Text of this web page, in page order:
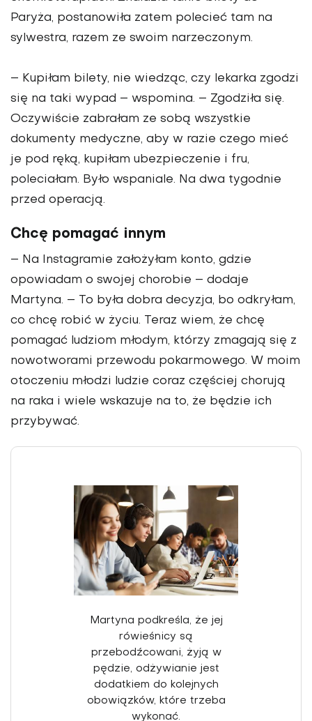
Paryża, postanowiła zatem polecieć tam na
sylwestra, razem ze swoim narzeczonym.
– Kupiłam bilety, nie wiedząc, czy lekarka zgodzi
się na taki wypad – wspomina. – Zgodziła się.
Oczywiście zabrałam ze sobą wszystkie
dokumenty medyczne, aby w razie czego mieć
je pod ręką, kupiłam ubezpieczenie i fru,
poleciałam. Było wspaniale. Na dwa tygodnie
przed operacją.
Chcę pomagać innym
– Na Instagramie założyłam konto, gdzie
opowiadam o swojej chorobie – dodaje
Martyna. – To była dobra decyzja, bo odkryłam,
co chcę robić w życiu. Teraz wiem, że chcę
pomagać ludziom młodym, którzy zmagają się z
nowotworami przewodu pokarmowego. W moim
oto­czeniu młodzi ludzie coraz częściej chorują
na raka i wiele wskazuje na to, że będzie ich
przybywać.
Martyna podkreśla, że jej
rówieśnicy są
przebodźcowani, żyją w
pędzie, odżywianie jest
dodatkiem do kolejnych
obowiązków, które trzeba
wykonać.